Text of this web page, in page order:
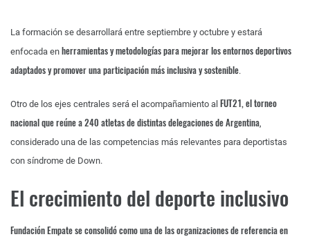
La formación se desarrollará entre septiembre y octubre y estará
enfocada en herramientas y metodologías para mejorar los entornos deportivos
adaptados y promover una participación más inclusiva y sostenible.
Otro de los ejes centrales será el acompañamiento al FUT21, el torneo
nacional que reúne a 240 atletas de distintas delegaciones de Argentina,
considerado una de las competencias más relevantes para deportistas
con síndrome de Down.
El crecimiento del deporte inclusivo
Fundación Empate se consolidó como una de las organizaciones de referencia en